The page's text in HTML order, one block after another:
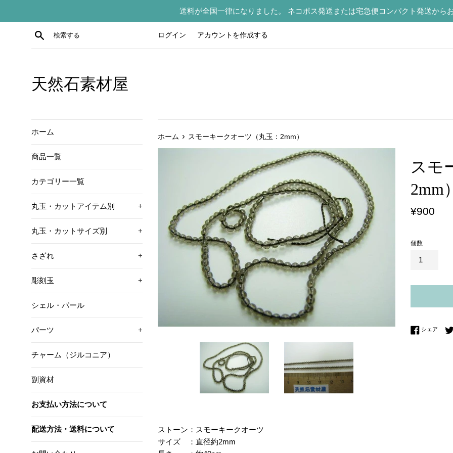
送料が全国一律になりました。 ネコポス発送または宅急便コンパクト発送から
検索する ログイン アカウントを作成する
天然石素材屋
ホーム
商品一覧
カテゴリー一覧
丸玉・カットアイテム別 +
丸玉・カットサイズ別 +
さざれ +
彫刻玉 +
シェル・パール
パーツ +
チャーム（ジルコニア）
副資材
お支払い方法について
配送方法・送料について
ホーム › スモーキークオーツ（丸玉：2mm）
スモ
2mm）
通
格
¥900
個数
シェア
ストーン：スモーキークオーツ
サイズ ：直径約2mm